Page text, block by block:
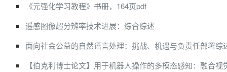
《元强化学习教程》书册，164页pdf
遥感图像超分辨率技术进展：综合综述
面向社会公益的自然语言处理：挑战、机遇与负责任部署综
【伯克利博士论文】用于机器人操作的多模态感知：融合视